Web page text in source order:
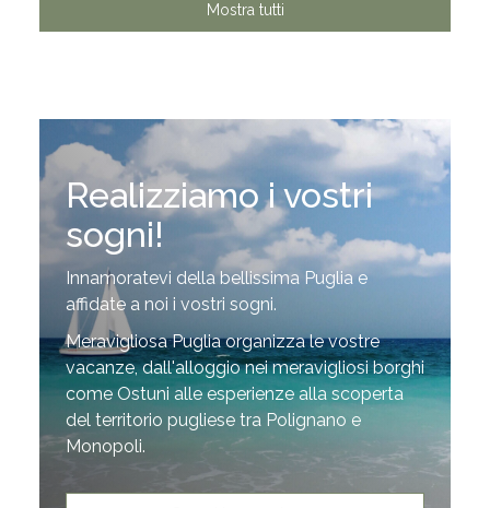
Mostra tutti
Realizziamo i vostri
sogni!
Innamoratevi della bellissima Puglia e
affidate a noi i vostri sogni.
Meravigliosa Puglia organizza le vostre
vacanze, dall'alloggio nei meravigliosi borghi
come Ostuni alle esperienze alla scoperta
del territorio pugliese tra Polignano e
Monopoli.